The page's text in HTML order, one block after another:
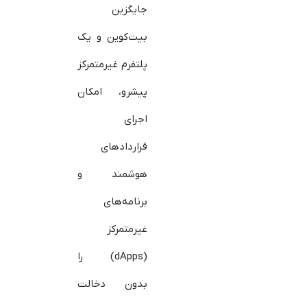
جایگزین
بیت‌کوین و یک
پلتفرم غیرمتمرکز
پیشرو، امکان
اجرای
قراردادهای
هوشمند و
برنامه‌های
غیرمتمرکز
(dApps) را
بدون دخالت